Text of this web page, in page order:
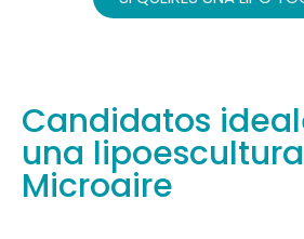
Candidatos
una
Microaire